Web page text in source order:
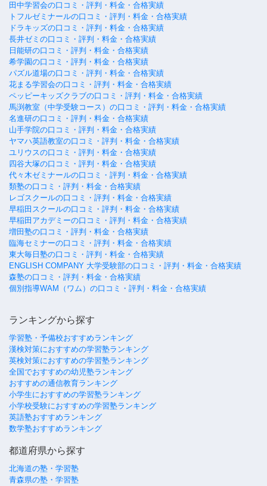
田中学習会の口コミ・評判・料金・合格実績
トフルゼミナールの口コミ・評判・料金・合格実績
ドラキッズの口コミ・評判・料金・合格実績
長井ゼミの口コミ・評判・料金・合格実績
日能研の口コミ・評判・料金・合格実績
希学園の口コミ・評判・料金・合格実績
パズル道場の口コミ・評判・料金・合格実績
花まる学習会の口コミ・評判・料金・合格実績
ペッピーキッズクラブの口コミ・評判・料金・合格実績
馬渕教室（中学受験コース）の口コミ・評判・料金・合格実績
名進研の口コミ・評判・料金・合格実績
山手学院の口コミ・評判・料金・合格実績
ヤマハ英語教室の口コミ・評判・料金・合格実績
ユリウスの口コミ・評判・料金・合格実績
四谷大塚の口コミ・評判・料金・合格実績
代々木ゼミナールの口コミ・評判・料金・合格実績
類塾の口コミ・評判・料金・合格実績
レゴスクールの口コミ・評判・料金・合格実績
早稲田スクールの口コミ・評判・料金・合格実績
早稲田アカデミーの口コミ・評判・料金・合格実績
増田塾の口コミ・評判・料金・合格実績
臨海セミナーの口コミ・評判・料金・合格実績
東大毎日塾の口コミ・評判・料金・合格実績
ENGLISH COMPANY 大学受験部の口コミ・評判・料金・合格実績
森塾の口コミ・評判・料金・合格実績
個別指導WAM（ワム）の口コミ・評判・料金・合格実績
ランキングから探す
学習塾・予備校おすすめランキング
漢検対策におすすめの学習塾ランキング
英検対策におすすめの学習塾ランキング
全国でおすすめの幼児塾ランキング
おすすめの通信教育ランキング
小学生におすすめの学習塾ランキング
小学校受験におすすめの学習塾ランキング
英語塾おすすめランキング
数学塾おすすめランキング
都道府県から探す
北海道の塾・学習塾
青森県の塾・学習塾